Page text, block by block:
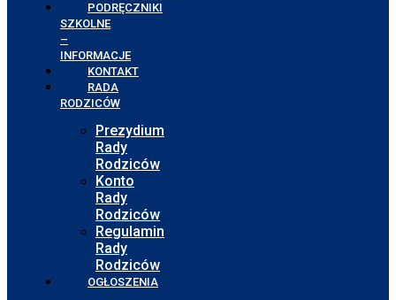
PODRĘCZNIKI
SZKOLNE
–
INFORMACJE
KONTAKT
RADA
RODZICÓW
Prezydium
Rady
Rodziców
Konto
Rady
Rodziców
Regulamin
Rady
Rodziców
OGŁOSZENIA